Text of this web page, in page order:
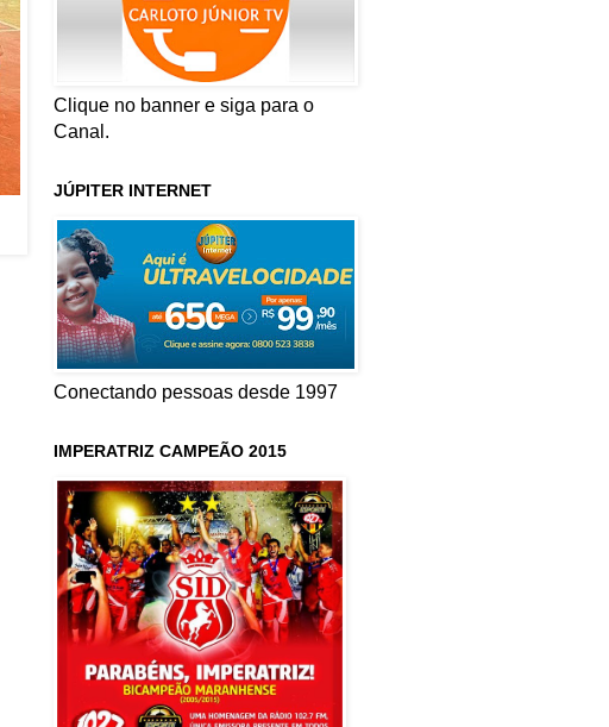
Clique no banner e siga para o
Canal.
JÚPITER INTERNET
Conectando pessoas desde 1997
IMPERATRIZ CAMPEÃO 2015